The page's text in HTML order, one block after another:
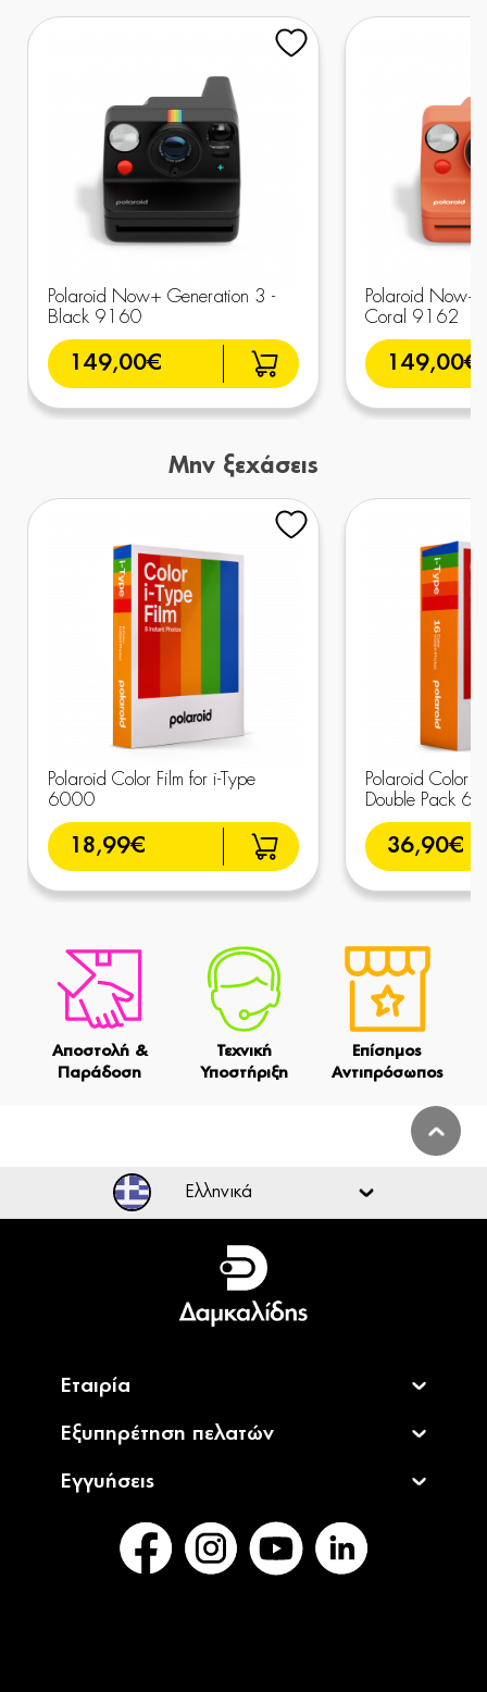
Polaroid Now+ Generation 3 -
Black 9160
149,00€
Polaroid Now+
Coral 9162
149,00€
Μην ξεχάσεις
Polaroid Color Film for i-Type
6000
18,99€
Polaroid Color
Double Pack
36,90€
Αποστολή &
Παράδοση
Τεχνική
Υποστήριξη
Επίσημος
Αντιπρόσωπος
Ελληνικά
Ελληνικά
English
Εταιρία
Εξυπηρέτηση πελατών
Εγγυήσεις